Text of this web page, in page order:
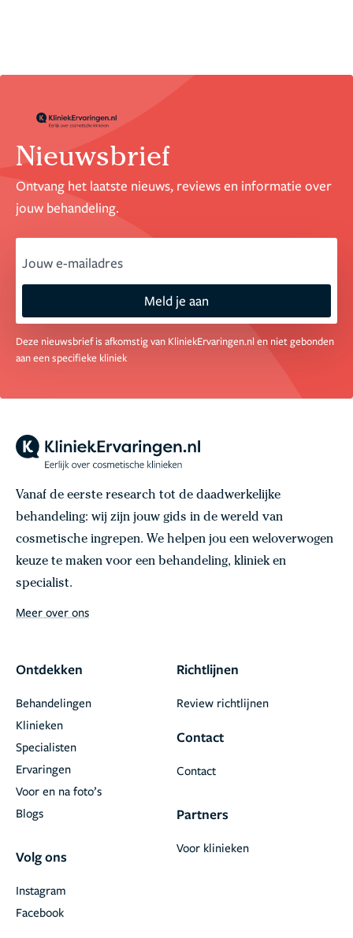
Nieuwsbrief
Ontvang het laatste nieuws, reviews en informatie over
jouw behandeling.
Meld je aan
Deze nieuwsbrief is afkomstig van KliniekErvaringen.nl en niet gebonden
aan een specifieke kliniek
Vanaf de eerste research tot de daadwerkelijke
behandeling: wij zijn jouw gids in de wereld van
cosmetische ingrepen. We helpen jou een weloverwogen
keuze te maken voor een behandeling, kliniek en
specialist.
Meer over ons
Ontdekken
Behandelingen
Klinieken
Specialisten
Ervaringen
Voor en na foto’s
Blogs
Volg ons
Facebook
Instagram
Richtlijnen
Review richtlijnen
Contact
Contact
Partners
Voor klinieken